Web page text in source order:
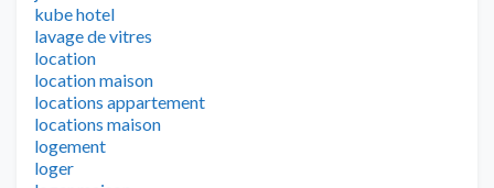
kube hotel
lavage de vitres
location
location maison
locations appartement
locations maison
logement
loger